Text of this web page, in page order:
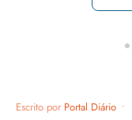
Escrito por Portal Diário •